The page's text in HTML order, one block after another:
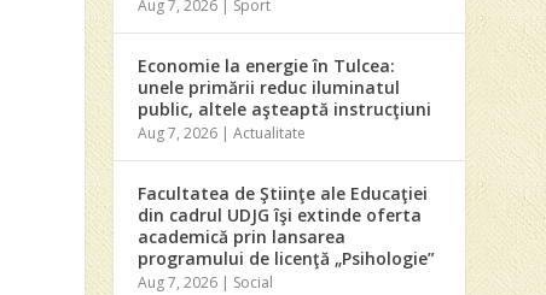
Aug 7, 2026 | Sport
Economie la energie în Tulcea:
unele primării reduc iluminatul
public, altele aşteaptă instrucţiuni
Aug 7, 2026 |Actualitate
Facultatea de Ştiinţe ale Educaţiei
din cadrul UDJG îşi extinde oferta
academică prin lansarea
programului de licenţă „Psihologie”
Aug 7, 2026 | Social